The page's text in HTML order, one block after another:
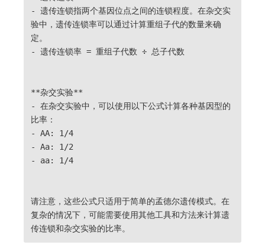
- 遗传连锁指两个基因位点之间的连锁程度。在杂交实
验中，遗传连锁率可以通过计算重组子代的数量来确
定。
- 遗传连锁率 = 重组子代数 ÷ 总子代数
**杂交实验**
- 在杂交实验中，可以使用以下公式计算各种基因型的
比率：
- AA: 1/4
- Aa: 1/2
- aa: 1/4
请注意，这些公式只适用于简单的孟德尔遗传模式。在
复杂的情况下，可能需要使用其他工具和方法来计算遗
传连锁和杂交实验的比率。